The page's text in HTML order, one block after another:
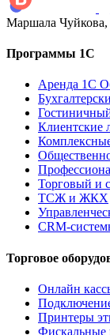
Маршала Чуйкова,
Программы 1С
Аренда 1С
Клиентские
Торговый и
ТСЖ и ЖКХ
CRM-
Торговое
Онлайн
Принтеры
Фискальные